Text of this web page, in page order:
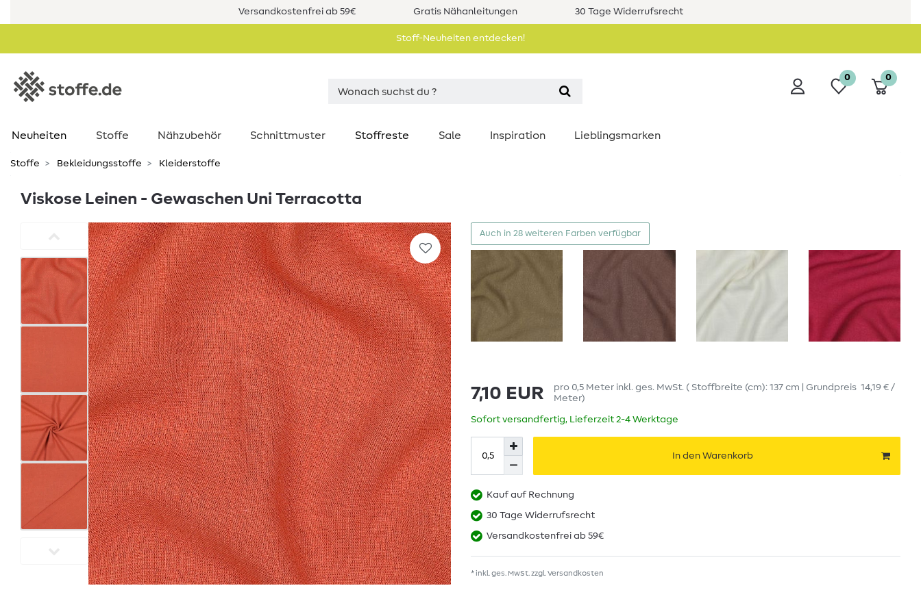
Versandkostenfrei ab 59€ Gratis Nähanleitungen 30 Tage Widerrufsrecht
Stoff-Neuheiten entdecken!
0 0
Neuheiten Stoffe Nähzubehör Schnittmuster Stoffreste Sale Inspiration Lieblingsmarken
Stoffe Bekleidungsstoffe Kleiderstoffe
Viskose Leinen - Gewaschen Uni Terracotta
Auch in 28 weiteren Farben verfügbar
7,10 EUR pro 0,5 Meter inkl. ges. MwSt. ( Stoffbreite (cm): 137 cm | Grundpreis 14,19 € /
Meter)
Sofort versandfertig, Lieferzeit 2-4 Werktage
In den Warenkorb
Kauf auf Rechnung
30 Tage Widerrufsrecht
Versandkostenfrei ab 59€
* inkl. ges. MwSt. zzgl.Versandkosten